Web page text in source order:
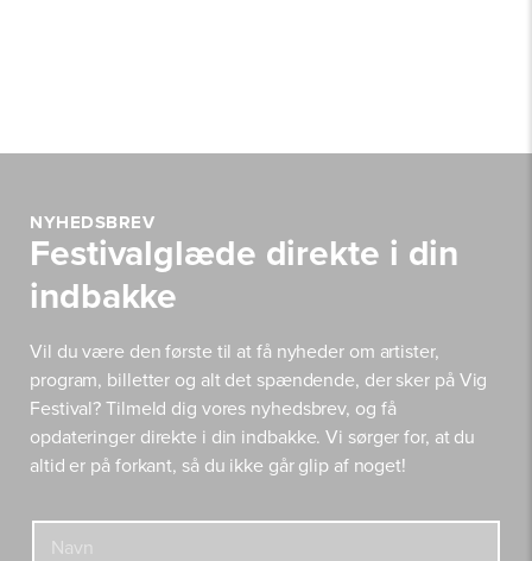
NYHEDSBREV
Festivalglæde direkte i din
indbakke
Vil du være den første til at få nyheder om artister,
program, billetter og alt det spændende, der sker på Vig
Festival? Tilmeld dig vores nyhedsbrev, og få
opdateringer direkte i din indbakke. Vi sørger for, at du
altid er på forkant, så du ikke går glip af noget!
E
N